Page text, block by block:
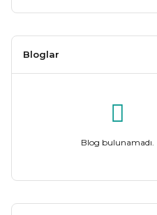
Bloglar
Blog bulunamadı.